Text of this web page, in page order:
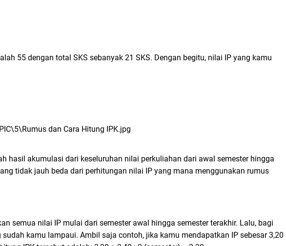
55 dengan total SKS sebanyak 21 SKS. Dengan begitu, nilai IP yang kamu
hasil akumulasi dari keseluruhan nilai perkuliahan dari awal semester hingga
tidak jauh beda dari perhitungan nilai IP yang mana menggunakan rumus
semua nilai IP mulai dari semester awal hingga semester terakhir. Lalu, bagi
kamu lampaui. Ambil saja contoh, jika kamu mendapatkan IP sebesar 3,20